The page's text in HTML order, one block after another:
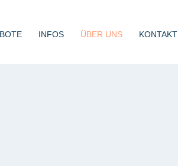
INFOS ÜBER UNS KONTAKT